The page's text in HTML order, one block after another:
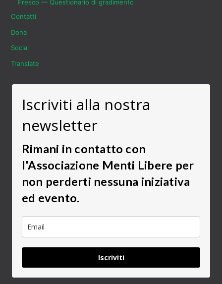
Fresco — Questionario di gradimento
Contatti
Dona
Social
Translate
Iscriviti alla nostra
newsletter
Rimani in contatto con
l'Associazione Menti Libere per
non perderti nessuna iniziativa
ed evento.
Iscriviti